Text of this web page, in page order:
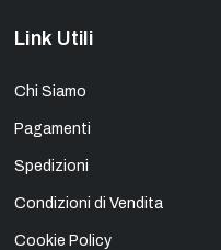
Link Utili
Chi Siamo
Pagamenti
Spedizioni
Condizioni di Vendita
Cookie Policy